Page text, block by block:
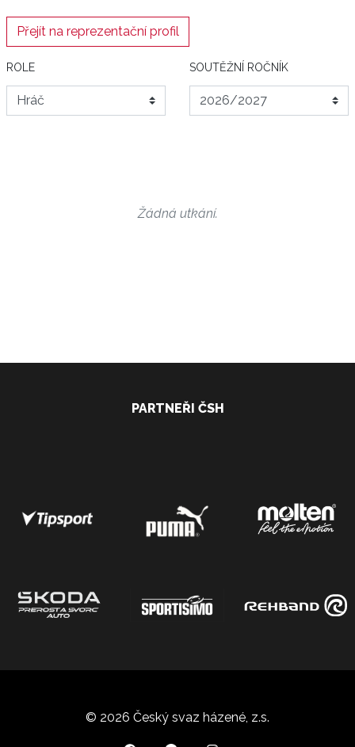
Přejít na reprezentační profil
ROLE SOUTĚŽNÍ ROČNÍK
Žádná utkání.
PARTNEŘI ČSH
© 2026 Český svaz házené, z.s.